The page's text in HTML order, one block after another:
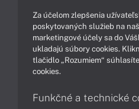
Ako nakupovať
Za účelom zlepšenia
poskytovaných služieb na
marketingové účely sa do
ukladajú súbory cookies.
tlačidlo „Rozumiem“
cookies.
Funkčné a technické